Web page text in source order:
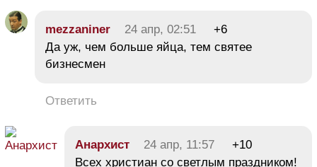
mezzaniner 24 апр, 02:51
+6
Да уж, чем больше яйца, тем святее
бизнесмен
Ответить
Анархист 24 апр, 11:57
+10
Всех христиан со светлым праздником!